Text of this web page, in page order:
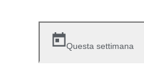
Questa settimana